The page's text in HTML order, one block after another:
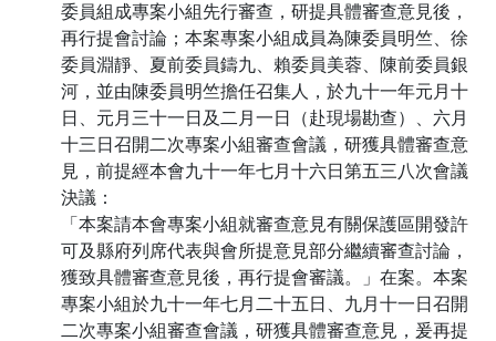
委員組成專案小組先行審查，研提具體審查意見後，
再行提會討論；本案專案小組成員為陳委員明竺、徐
委員淵靜、夏前委員鑄九、賴委員美蓉、陳前委員銀
河，並由陳委員明竺擔任召集人，於九十一年元月十
日、元月三十一日及二月一日（赴現場勘查）、六月
十三日召開二次專案小組審查會議，研獲具體審查意
見，前提經本會九十一年七月十六日第五三八次會議
決議：
「本案請本會專案小組就審查意見有關保護區開發許
可及縣府列席代表與會所提意見部分繼續審查討論，
獲致具體審查意見後，再行提會審議。」在案。本案
專案小組於九十一年七月二十五日、九月十一日召開
二次專案小組審查會議，研獲具體審查意見，爰再提